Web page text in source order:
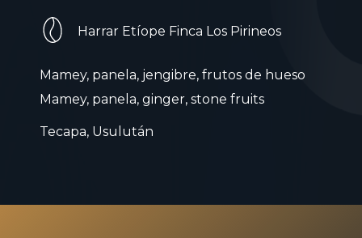
Harrar Etíope Finca Los Pirineos
Mamey, panela, jengibre, frutos de hueso
Mamey, panela, ginger, stone fruits
Tecapa, Usulután